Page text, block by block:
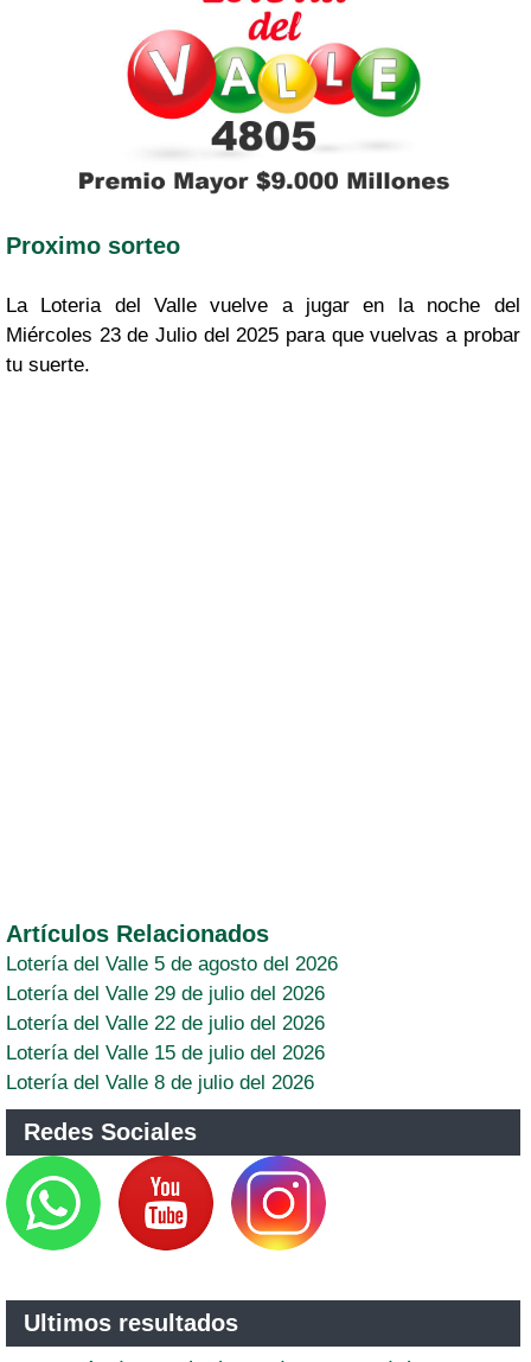
Proximo sorteo
La Loteria del Valle vuelve a jugar en la noche del
Miércoles 23 de Julio del 2025 para que vuelvas a probar
tu suerte.
Artículos Relacionados
Lotería del Valle 5 de agosto del 2026
Lotería del Valle 29 de julio del 2026
Lotería del Valle 22 de julio del 2026
Lotería del Valle 15 de julio del 2026
Lotería del Valle 8 de julio del 2026
Redes Sociales
Ultimos resultados